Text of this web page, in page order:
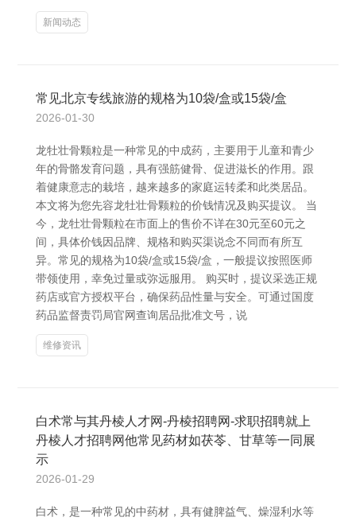
新闻动态
常见北京专线旅游的规格为10袋/盒或15袋/盒
2026-01-30
龙牡壮骨颗粒是一种常见的中成药，主要用于儿童和青少
年的骨骼发育问题，具有强筋健骨、促进滋长的作用。跟
着健康意志的栽培，越来越多的家庭运转柔和此类居品。
本文将为您先容龙牡壮骨颗粒的价钱情况及购买提议。 当
今，龙牡壮骨颗粒在市面上的售价不详在30元至60元之
间，具体价钱因品牌、规格和购买渠说念不同而有所互
异。常见的规格为10袋/盒或15袋/盒，一般提议按照医师
带领使用，幸免过量或弥远服用。 购买时，提议采选正规
药店或官方授权平台，确保药品性量与安全。可通过国度
药品监督责罚局官网查询居品批准文号，说
维修资讯
白术常与其丹棱人才网-丹棱招聘网-求职招聘就上
丹棱人才招聘网他常见药材如茯苓、甘草等一同展
示
2026-01-29
白术，是一种常见的中药材，具有健脾益气、燥湿利水等